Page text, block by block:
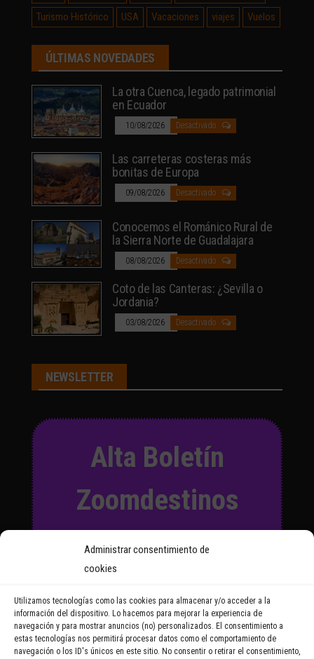
Administrar consentimiento de
cookies
Utilizamos tecnologías como las cookies para almacenar y/o acceder a la
información del dispositivo. Lo hacemos para mejorar la experiencia de
navegación y para mostrar anuncios (no) personalizados. El consentimiento a
estas tecnologías nos permitirá procesar datos como el comportamiento de
navegación o los ID's únicos en este sitio. No consentir o retirar el consentimiento,
Turismo Histórico
USA Vacaciones viajes Vuelos
ÚLTIMAS NOVEDADES
La otra Cuenca, legado patrimonial
en Ecuador
10/08/2026 Desactivado
Las carreteras costeras más
bonitas de Europa
09/08/2026 Desactivado
Conocemos el Románico Rural de
la Sierra Norte de Guadalajara
08/08/2026 Desactivado
Coto de las Canteras: ¿Sevilla o
Jordania?
03/08/2026 Desactivado
NEWSLETTER
Alta Boletín
Zoomdestinos
y recibirás regularmente las
noticias y reportajes que
Email Address